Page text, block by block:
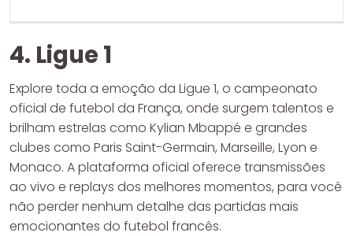
4. Ligue 1
Explore toda a emoção da Ligue 1, o campeonato
oficial de futebol da França, onde surgem talentos e
brilham estrelas como Kylian Mbappé e grandes
clubes como Paris Saint-Germain, Marseille, Lyon e
Monaco. A plataforma oficial oferece transmissões
ao vivo e replays dos melhores momentos, para você
não perder nenhum detalhe das partidas mais
emocionantes do futebol francês.